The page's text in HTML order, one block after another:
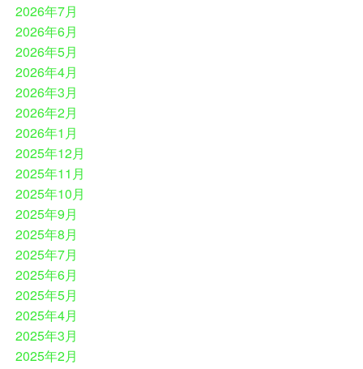
2026年7月
2026年6月
2026年5月
2026年4月
2026年3月
2026年2月
2026年1月
2025年12月
2025年11月
2025年10月
2025年9月
2025年8月
2025年7月
2025年6月
2025年5月
2025年4月
2025年3月
2025年2月